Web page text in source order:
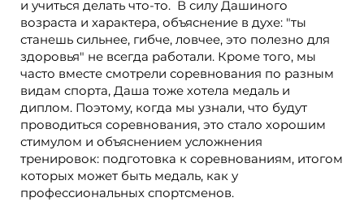
и учиться делать что-то. В силу Дашиного
возраста и характера, объяснение в духе: "ты
станешь сильнее, гибче, ловчее, это полезно для
здоровья" не всегда работали. Кроме того, мы
часто вместе смотрели соревнования по разным
видам спорта, Даша тоже хотела медаль и
диплом. Поэтому, когда мы узнали, что будут
проводиться соревнования, это стало хорошим
стимулом и объяснением усложнения
тренировок: подготовка к соревнованиям, итогом
которых может быть медаль, как у
профессиональных спортсменов.